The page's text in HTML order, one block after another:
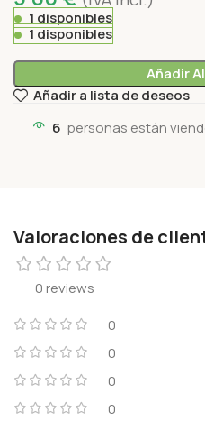
1 disponibles
1 disponibles
Añadir
Añadir a lista de deseos
6 personas están
Valoraciones de
0 reviews
0
0
0
0